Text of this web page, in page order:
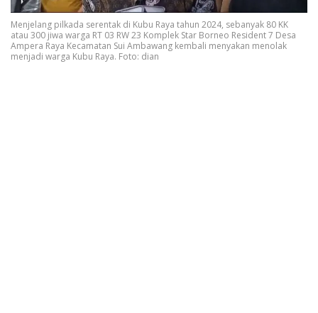
Menjelang pilkada serentak di Kubu Raya tahun 2024, sebanyak 80 KK
atau 300 jiwa warga RT 03 RW 23 Komplek Star Borneo Resident 7 Desa
Ampera Raya Kecamatan Sui Ambawang kembali menyakan menolak
menjadi warga Kubu Raya. Foto: dian